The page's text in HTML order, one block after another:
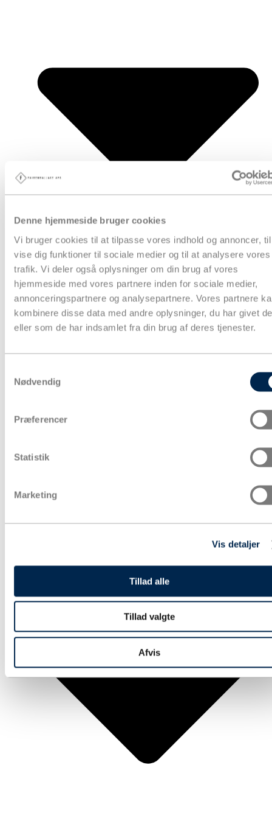
Denne hjemmeside bruger cookies
Vi bruger cookies til at tilpasse vores indhold og annoncer,
vise dig funktioner til sociale medier og til at analysere vores
trafik. Vi deler også oplysninger om din brug af vores
hjemmeside med vores partnere inden for sociale medier,
annonceringspartnere og analysepartnere. Vores partnere
kombinere disse data med andre oplysninger, du har givet
eller som de har indsamlet fra din brug af deres tjenester.
Nødvendig
Præferencer
Statistik
Marketing
Vis detaljer
Tillad alle
Tillad valgte
Afvis
Papkasser
Pakketape
Fyld & beskyttelse
Kontorartikler & lagertilbehør
Aftørring & hygiejne
Euro- og engangspaller
Special emballage
Fairemballage